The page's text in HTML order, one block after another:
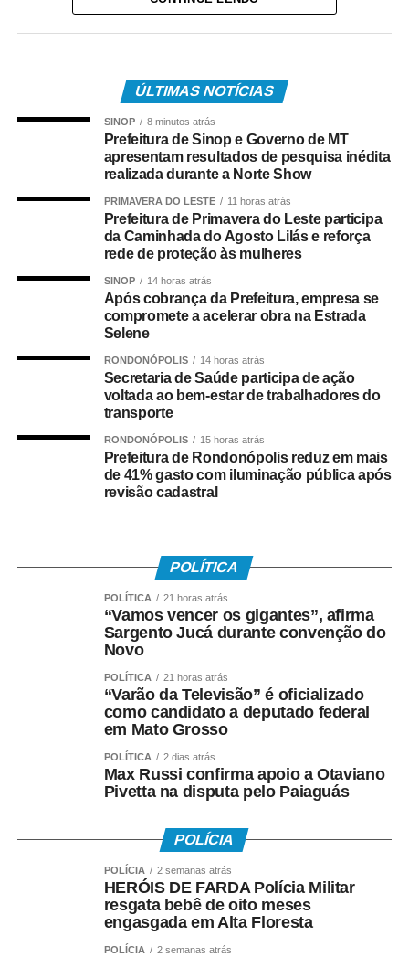
Após o atendimento inicial, o bebê foi levado ao Hospital
Regional, acompanhado da mãe, onde permaneceu sob
os cuidados da equipe médica. A bebê foi atendida pela
pediatra de plantão, que deu continuidade às avaliações
e aos procedimentos necessários.
COMENTE ABAIXO:
WhatsApp
Facebook
Twitter
Messenger
LinkedIn
Share
ÚLTIMAS NOTÍCIAS
SINOP 8 minutos atrás
Prefeitura de Sinop e Governo de MT
apresentam resultados de pesquisa inédita
realizada durante a Norte Show
PRIMAVERA DO LESTE 11 horas atrás
Prefeitura de Primavera do Leste participa
da Caminhada do Agosto Lilás e reforça
rede de proteção às mulheres
SINOP 14 horas atrás
Após cobrança da Prefeitura, empresa se
compromete a acelerar obra na Estrada
Selene
RONDONÓPOLIS 14 horas atrás
Secretaria de Saúde participa de ação
voltada ao bem-estar de trabalhadores do
transporte
RONDONÓPOLIS 15 horas atrás
Prefeitura de Rondonópolis reduz em mais
de 41% gasto com iluminação pública após
revisão cadastral
POLÍTICA
POLÍTICA 21 horas atrás
“Vamos vencer os gigantes”, afirma
Sargento Jucá durante convenção do
Novo
POLÍTICA 21 horas atrás
“Varão da Televisão” é oficializado
como candidato a deputado federal
em Mato Grosso
POLÍTICA 2 dias atrás
Max Russi confirma apoio a Otaviano
Pivetta na disputa pelo Paiaguás
POLÍCIA
POLÍCIA 2 semanas atrás
HERÓIS DE FARDA Polícia Militar
resgata bebê de oito meses
engasgada em Alta Floresta
POLÍCIA 2 semanas atrás